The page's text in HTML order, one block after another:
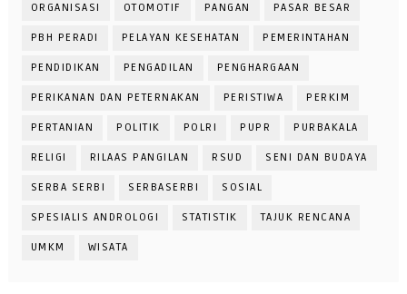
ORGANISASI OTOMOTIF PANGAN PASAR BESAR
PBH PERADI PELAYAN KESEHATAN PEMERINTAHAN
PENDIDIKAN PENGADILAN PENGHARGAAN
PERIKANAN DAN PETERNAKAN PERISTIWA PERKIM
PERTANIAN POLITIK POLRI PUPR PURBAKALA
RELIGI RILAAS PANGILAN RSUD SENI DAN BUDAYA
SERBA SERBI SERBASERBI SOSIAL
SPESIALIS ANDROLOGI STATISTIK TAJUK RENCANA
UMKM WISATA